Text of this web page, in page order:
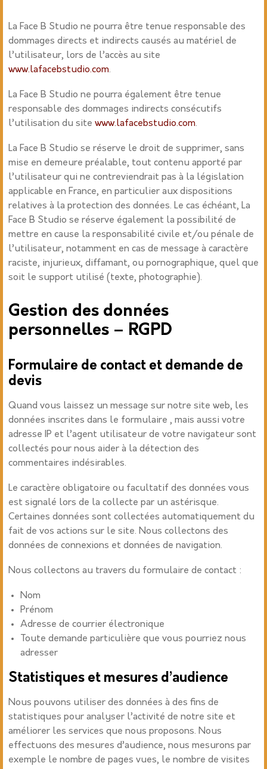
La Face B Studio ne pourra être tenue responsable des
dommages directs et indirects causés au matériel de
l’utilisateur, lors de l’accès au site
www.lafacebstudio.com.
La Face B Studio ne pourra également être tenue
responsable des dommages indirects consécutifs
l’utilisation du site www.lafacebstudio.com.
La Face B Studio se réserve le droit de supprimer, sans
mise en demeure préalable, tout contenu apporté par
l’utilisateur qui ne contreviendrait pas à la législation
applicable en France, en particulier aux dispositions
relatives à la protection des données. Le cas échéant, La
Face B Studio se réserve également la possibilité de
mettre en cause la responsabilité civile et/ou pénale de
l’utilisateur, notamment en cas de message à caractère
raciste, injurieux, diffamant, ou pornographique, quel que
soit le support utilisé (texte, photographie).
Gestion des données
personnelles– RGPD
Formulaire de contact et demande de
devis
Quand vous laissez un message sur notre site web, les
données inscrites dans le formulaire , mais aussi votre
adresse IP et l’agent utilisateur de votre navigateur sont
collectés pour nous aider à la détection des
commentaires indésirables.
Le caractère obligatoire ou facultatif des données vous
est signalé lors de la collecte par un astérisque.
Certaines données sont collectées automatiquement du
fait de vos actions sur le site. Nous collectons des
données de connexions et données de navigation.
Nous collectons au travers du formulaire de contact :
Nom
Prénom
Adresse de courrier électronique
Toute demande particulière que vous pourriez nous
adresser
Statistiques et mesures d’audience
Nous pouvons utiliser des données à des fins de
statistiques pour analyser l’activité de notre site et
améliorer les services que nous proposons. Nous
effectuons des mesures d’audience, nous mesurons par
exemple le nombre de pages vues, le nombre de visites